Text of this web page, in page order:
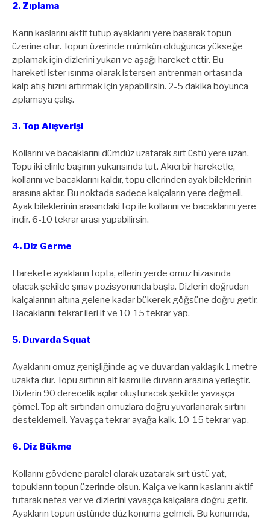
2. Zıplama
Karın kaslarını aktif tutup ayaklarını yere basarak topun
üzerine otur. Topun üzerinde mümkün olduğunca yükseğe
zıplamak için dizlerini yukarı ve aşağı hareket ettir. Bu
hareketi ister ısınma olarak istersen antrenman ortasında
kalp atış hızını artırmak için yapabilirsin. 2-5 dakika boyunca
zıplamaya çalış.
3. Top Alışverişi
Kollarını ve bacaklarını dümdüz uzatarak sırt üstü yere uzan.
Topu iki elinle başının yukarısında tut. Akıcı bir hareketle,
kollarını ve bacaklarını kaldır, topu ellerinden ayak bileklerinin
arasına aktar. Bu noktada sadece kalçaların yere değmeli.
Ayak bileklerinin arasındaki top ile kollarını ve bacaklarını yere
indir. 6-10 tekrar arası yapabilirsin.
4. Diz Germe
Harekete ayakların topta, ellerin yerde omuz hizasında
olacak şekilde şınav pozisyonunda başla. Dizlerin doğrudan
kalçalarının altına gelene kadar bükerek göğsüne doğru getir.
Bacaklarını tekrar ileri it ve 10-15 tekrar yap.
5. Duvarda Squat
Ayaklarını omuz genişliğinde aç ve duvardan yaklaşık 1 metre
uzakta dur. Topu sırtının alt kısmı ile duvarın arasına yerleştir.
Dizlerin 90 derecelik açılar oluşturacak şekilde yavaşça
çömel. Top alt sırtından omuzlara doğru yuvarlanarak sırtını
desteklemeli. Yavaşça tekrar ayağa kalk. 10-15 tekrar yap.
6. Diz Bükme
Kollarını gövdene paralel olarak uzatarak sırt üstü yat,
topukların topun üzerinde olsun. Kalça ve karın kaslarını aktif
tutarak nefes ver ve dizlerini yavaşça kalçalara doğru getir.
Ayakların topun üstünde düz konuma gelmeli. Bu konumda,